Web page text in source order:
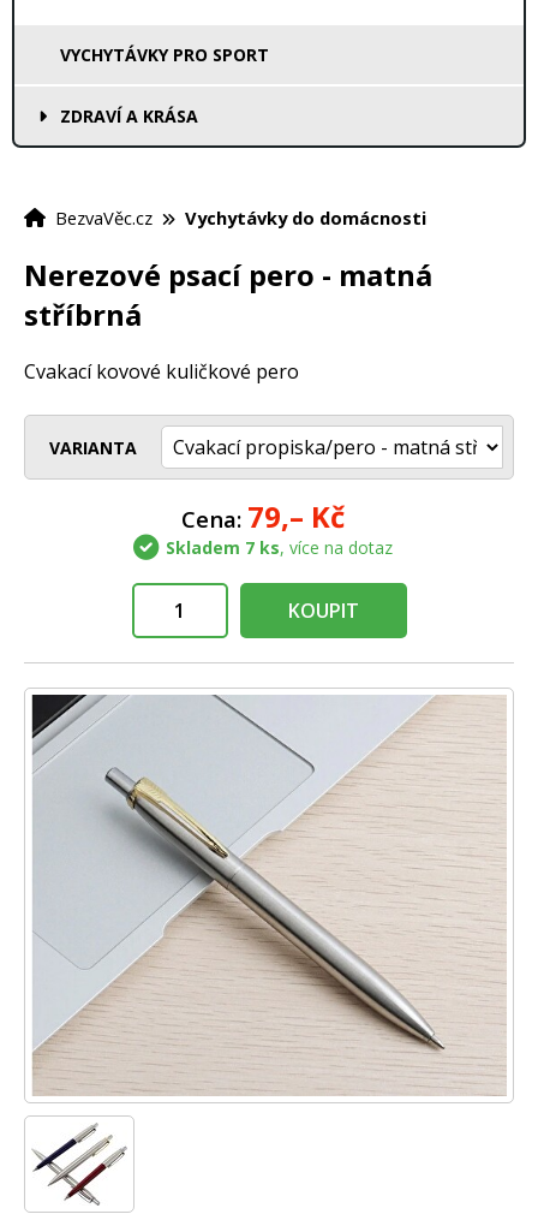
VYCHYTÁVKY PRO SPORT
ZDRAVÍ A KRÁSA
BezvaVěc.cz Vychytávky do domácnosti
Nerezové psací pero - matná
stříbrná
Cvakací kovové kuličkové pero
VARIANTA
Cena: 79,– Kč
Skladem 7 ks, více na dotaz
KOUPIT